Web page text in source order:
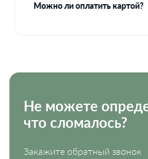
Можно ли оплатить картой?
Не можете
что сломалось?
Закажите обратный звонок